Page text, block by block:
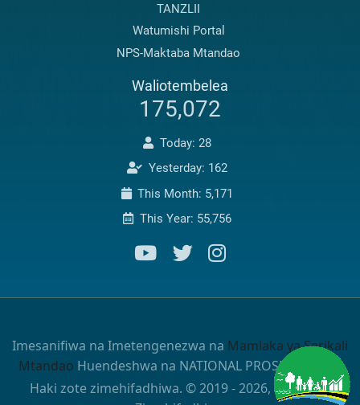
TANZLII
Watumishi Portal
NPS-Maktaba Mtandao
Waliotembelea
175,072
Today: 28
Yesterday: 162
This Month: 5,171
This Year: 55,756
Imesanifiwa na Imetengenezwa na Mamlaka ya Serikali
Mtandao Huendeshwa na NATIONAL PROSECUTIONS
Haki zote zimehifadhiwa. © 2019 - 2026, Haki zote